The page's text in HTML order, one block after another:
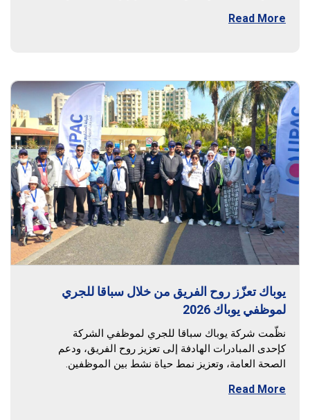
Read More
يوباك تعزّز روح الفريق من خلال سباقا للجري
لموظفي يوباك 2026
نظّمت شركة يوباك سباقا للجري لموظفي الشركة
كإحدى المبادرات الهادفة إلى تعزيز روح الفريق، ودعم
الصحة العامة، وتعزيز نمط حياة نشط بين الموظفين.
Read More